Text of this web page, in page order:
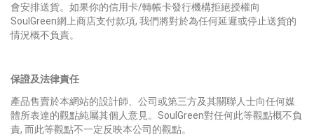
會安排送貨。如果你的信用卡/轉帳卡發行機構拒絕授權向
SoulGreen網上商店支付款項, 我們將對於為任何延遲或停止送貨的
情況概不負責。
保證及法律責任
產品售賣於本網站的設計師、公司或第三方及其關聯人士向任何媒
體所表達的觀點純屬其個人意見。SoulGreen對任何此等觀點概不負
責, 而此等觀點不一定反映本公司的觀點。